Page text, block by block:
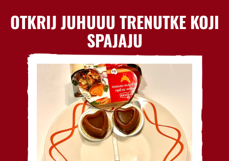
OTKRIJ JUHUUU TRENUTKE KOJI
SPAJAJU